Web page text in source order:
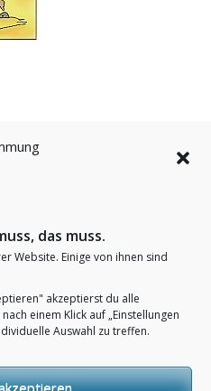
das muss.
Website. Einige von ihnen sind
akzeptierst du alle
einem Klick auf „Einstellungen
Auswahl zu treffen.